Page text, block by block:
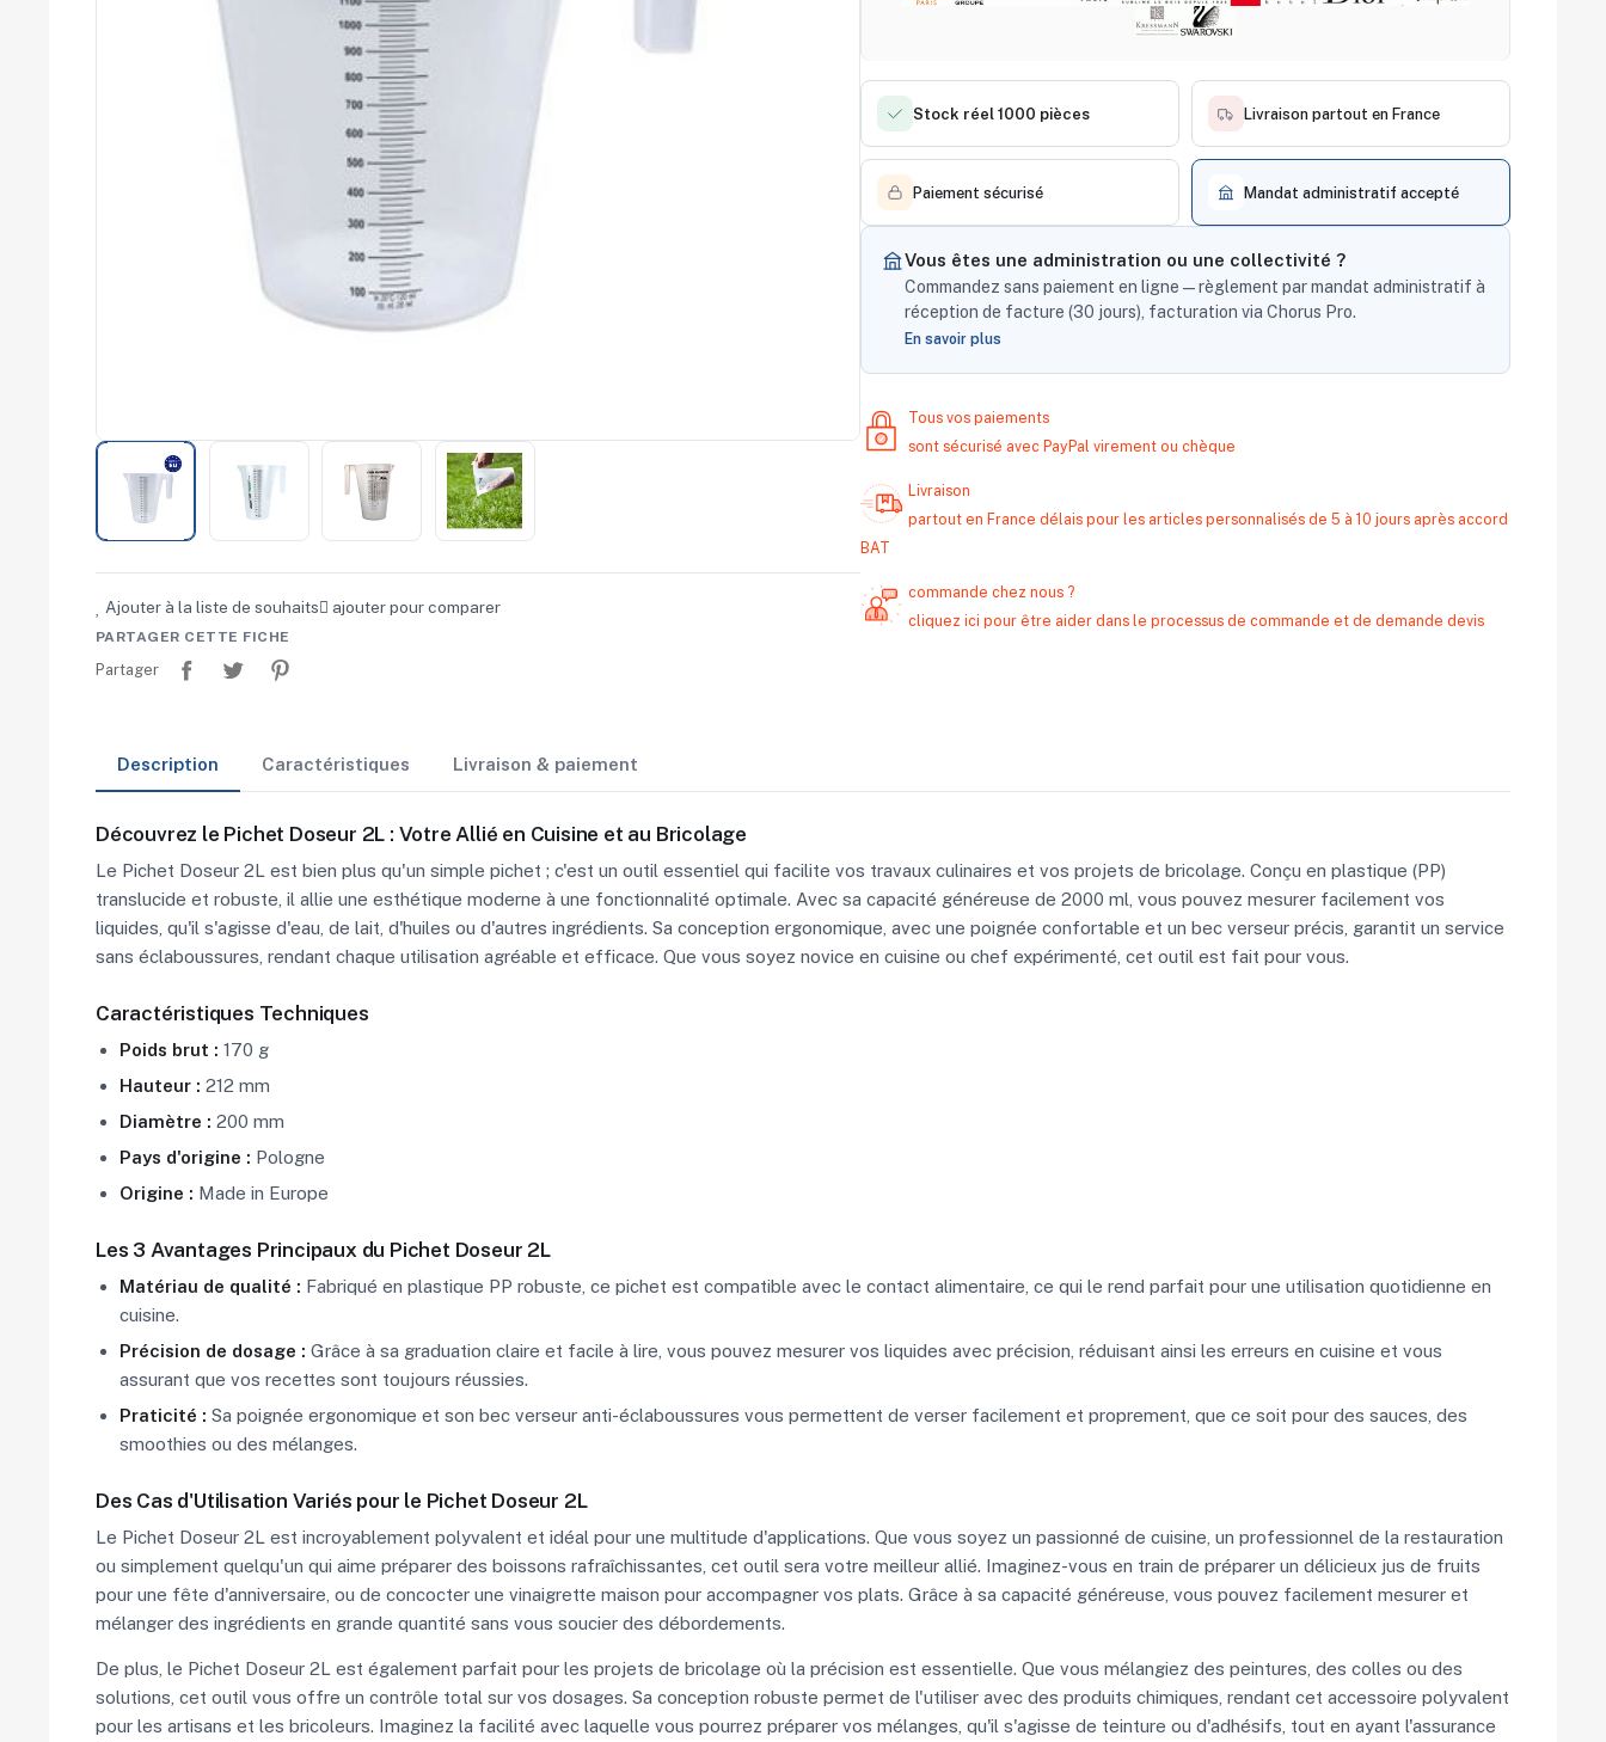
Ajouter à la liste de souhaits ajouter pour comparer
PARTAGER CETTE FICHE
Partager
Stock réel 1000 pièces Livraison partout en France
Paiement sécurisé Mandat administratif accepté
Vous êtes une administration ou une collectivité ?
Commandez sans paiement en ligne — règlement par mandat administratif à
réception de facture (30 jours), facturation via Chorus Pro.
En savoir plus
Tous vos paiements
sont sécurisé avec PayPal virement ou chèque
Livraison
partout en France délais pour les articles personnalisés de 5 à 10 jours après accord
BAT
commande chez nous ?
cliquez ici pour être aider dans le processus de commande et de demande devis
Description Caractéristiques Livraison & paiement
Découvrez le Pichet Doseur 2L : Votre Allié en Cuisine et au Bricolage
Le Pichet Doseur 2L est bien plus qu'un simple pichet ; c'est un outil essentiel qui facilite vos travaux culinaires et vos projets de bricolage. Conçu en plastique (PP)
translucide et robuste, il allie une esthétique moderne à une fonctionnalité optimale. Avec sa capacité généreuse de 2000 ml, vous pouvez mesurer facilement vos
liquides, qu'il s'agisse d'eau, de lait, d'huiles ou d'autres ingrédients. Sa conception ergonomique, avec une poignée confortable et un bec verseur précis, garantit un service
sans éclaboussures, rendant chaque utilisation agréable et efficace. Que vous soyez novice en cuisine ou chef expérimenté, cet outil est fait pour vous.
Caractéristiques Techniques
Poids brut : 170 g
Hauteur : 212 mm
Diamètre : 200 mm
Pays d'origine : Pologne
Origine : Made in Europe
Les 3 Avantages Principaux du Pichet Doseur 2L
Matériau de qualité : Fabriqué en plastique PP robuste, ce pichet est compatible avec le contact alimentaire, ce qui le rend parfait pour une utilisation quotidienne en
cuisine.
Précision de dosage : Grâce à sa graduation claire et facile à lire, vous pouvez mesurer vos liquides avec précision, réduisant ainsi les erreurs en cuisine et vous
assurant que vos recettes sont toujours réussies.
Praticité : Sa poignée ergonomique et son bec verseur anti-éclaboussures vous permettent de verser facilement et proprement, que ce soit pour des sauces, des
smoothies ou des mélanges.
Des Cas d'Utilisation Variés pour le Pichet Doseur 2L
Le Pichet Doseur 2L est incroyablement polyvalent et idéal pour une multitude d'applications. Que vous soyez un passionné de cuisine, un professionnel de la restauration
ou simplement quelqu'un qui aime préparer des boissons rafraîchissantes, cet outil sera votre meilleur allié. Imaginez-vous en train de préparer un délicieux jus de fruits
pour une fête d'anniversaire, ou de concocter une vinaigrette maison pour accompagner vos plats. Grâce à sa capacité généreuse, vous pouvez facilement mesurer et
mélanger des ingrédients en grande quantité sans vous soucier des débordements.
De plus, le Pichet Doseur 2L est également parfait pour les projets de bricolage où la précision est essentielle. Que vous mélangiez des peintures, des colles ou des
solutions, cet outil vous offre un contrôle total sur vos dosages. Sa conception robuste permet de l'utiliser avec des produits chimiques, rendant cet accessoire polyvalent
pour les artisans et les bricoleurs. Imaginez la facilité avec laquelle vous pourrez préparer vos mélanges, qu'il s'agisse de teinture ou d'adhésifs, tout en ayant l'assurance